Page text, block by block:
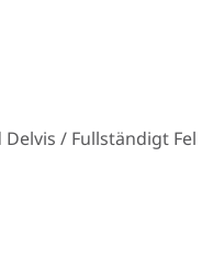
/ Fullständigt Fel